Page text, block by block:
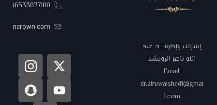
إشراف وإدارة : د. عبد
الله ناصر الرويشد
Email:
dr.alruwaished1@gmai
l.com